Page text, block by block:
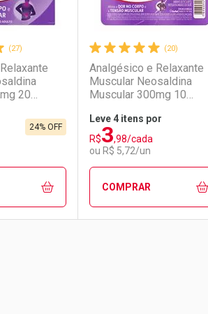
Desconto
Desconto
Ativar Desconto
Comprar sem Desconto
Comprar 4 unidades
Por R$ 6,50/cada
Comprar sem Desconto
(27)
20
24% OFF
(20)
Analgésico e Relaxante
Muscular Neosaldina
Muscular 300mg 10
Leve 4 itens por
R$3,98/cada
ou R$ 5,72/un
COMPRAR